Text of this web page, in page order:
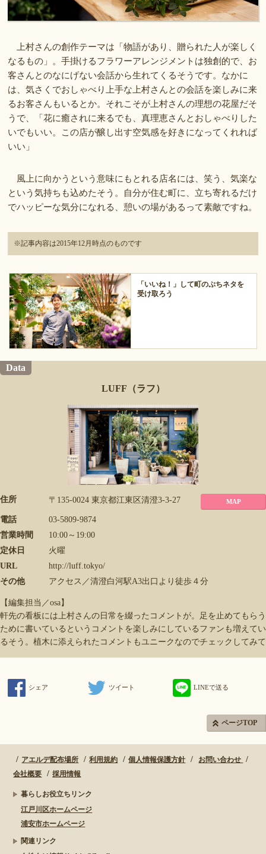
上村さんの創作テーマは「物語があり、贈られた人が楽しく
なるもの」。手掛けるフラワーアレンジメントは独創的で、お
客さんとのなにげない会話から生れてくるそうです。なかに
は、気さくでおしゃべり上手な上村さんとの会話を楽しみに来
るお客さんもいるとか。それこそが上村さんの理想の花屋だそ
うで、「花に癒されに来るでも、真理恵さんとおしゃべりした
いでもいい。この店が醸し出す空気感を好きになってくれれば
いい」
風上に向かうという意味にもとれる店名には、笑う、気楽な
という気持ちも込めたそう。自分が住む町に、立ち寄れるだけ
でハッピーな気分になれる、憩いの場があるって素敵ですね。
※記事内容は2015年12月時点のものです
「いいね！」して町のぷちネタを
受け取ろう
Data
LUFF（ラフ）
住所 〒135-0024 東京都江東区清澄3-3-27 MAP
電話
03-5809-9874
営業時間
10:00～19:00
定休日
火曜
URL
http://luff.tokyo/
その他
アクセス／清澄白河駅A3出口より徒歩４分
【編集担当／osa】
軒先の看板には上村さんの日常を綴ったコメントが。足を止めてもらう
ために書いているというコメントを楽しみにしているファンも増えてい
るそう。植木に添えられたコメントもユニークなのでチェックしてみて
シェア ツイート LINEで送る
ページTOP
アエルデ配布場所 利用規約 個人情報保護方針
お問い合わせ
会社概要
採用情報
暮らしお役立ちリンク
江戸川区ホームページ
浦安市ホームページ
関連リンク